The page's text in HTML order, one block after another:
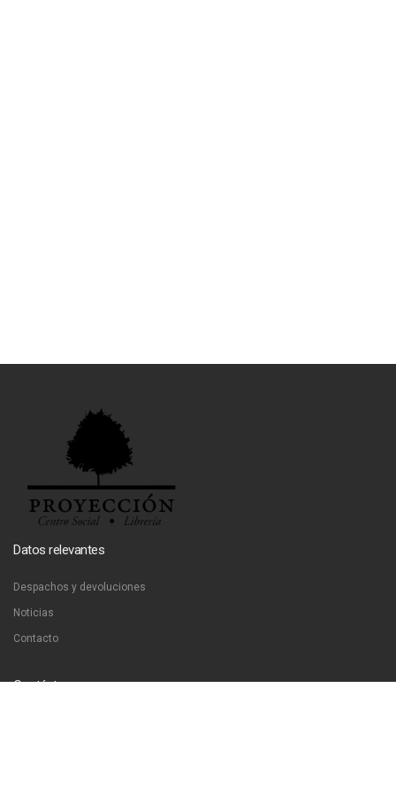
Datos relevantes
Despachos y devoluciones
Noticias
Contacto
Contáctanos